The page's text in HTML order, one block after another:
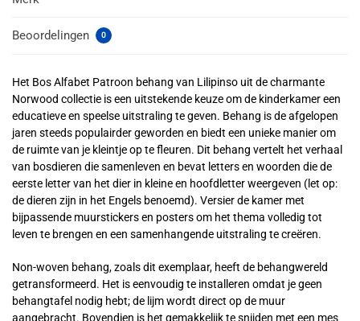
Beoordelingen 0
Het Bos Alfabet Patroon behang van Lilipinso uit de charmante
Norwood collectie is een uitstekende keuze om de kinderkamer een
educatieve en speelse uitstraling te geven. Behang is de afgelopen
jaren steeds populairder geworden en biedt een unieke manier om
de ruimte van je kleintje op te fleuren. Dit behang vertelt het verhaal
van bosdieren die samenleven en bevat letters en woorden die de
eerste letter van het dier in kleine en hoofdletter weergeven (let op:
de dieren zijn in het Engels benoemd). Versier de kamer met
bijpassende muurstickers en posters om het thema volledig tot
leven te brengen en een samenhangende uitstraling te creëren.
Non-woven behang, zoals dit exemplaar, heeft de behangwereld
getransformeerd. Het is eenvoudig te installeren omdat je geen
behangtafel nodig hebt; de lijm wordt direct op de muur
aangebracht. Bovendien is het gemakkelijk te snijden met een mes